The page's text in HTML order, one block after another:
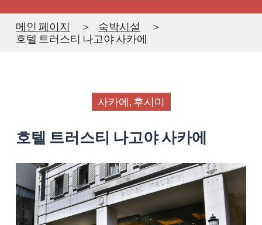
메인 페이지
숙박시설
호텔 트러스티 나고야 사카에
사카에, 후시미
호텔 트러스티 나고야 사카에